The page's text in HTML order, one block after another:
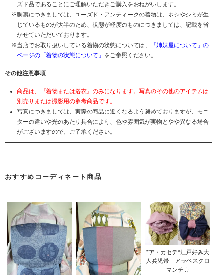
ズド品であることにご理解いただきご購入をおねがいします。
胴裏につきましては、ユーズド・アンティークの着物は、ホシやシミが生
じているものが大半のため、状態が軽度のものにつきましては、記載を省
かせていただいております。
当店でお取り扱いしている着物の状態については、
「姉妹屋について」の
ページの「着物の状態について」 をご参照ください。
その他注意事項
商品は、『着物または浴衣』のみになります。写真のその他のアイテムは
別売りまたは撮影用の参考商品です。
写真につきましては、実際の商品に近くなるよう努めておりますが、モニ
ターの違いや光のあたり具合により、色や雰囲気が実物とやや異なる場合
がございますので、ご了承ください。
おすすめコーディネート商品
*ア・カセテ*江戸好み大
人兵児帯 アラベスクロ
マンチカ